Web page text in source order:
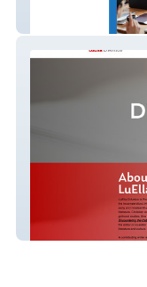
CFO Strategic
Dr Luella Damico